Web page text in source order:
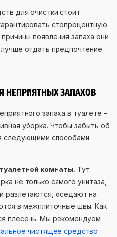
для очистки стоит
стопроцентную
появления запаха они
отдать предпочтение
НЕПРИЯТНЫХ ЗАПАХОВ
запаха в туалете –
уборка. Чтобы забыть об
следующими способами
комнаты. Тут
не только самого унитаза,
разлетаются, оседают на
в межплиточные швы. Как
плесень. Мы рекомендуем
чистящее средство